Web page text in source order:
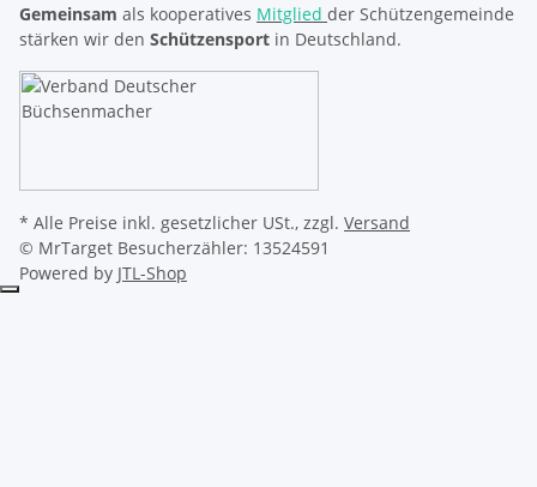
Gemeinsam als kooperatives Mitglied der Schützengemeinde
stärken wir den Schützensport in Deutschland.
* Alle Preise inkl. gesetzlicher USt., zzgl. Versand
© MrTarget Besucherzähler: 13524591
Powered by JTL-Shop